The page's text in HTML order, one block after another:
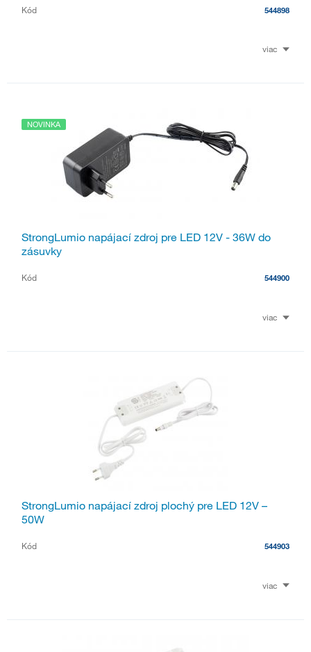
Kód 544898
viac
NOVINKA
StrongLumio napájací zdroj pre LED 12V - 36W do
zásuvky
Kód 544900
viac
StrongLumio napájací zdroj plochý pre LED 12V –
50W
Kód 544903
viac